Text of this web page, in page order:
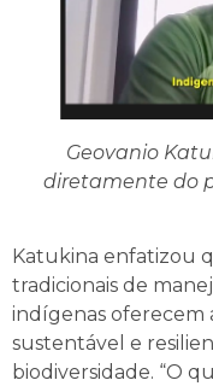
Geovanio
diretamente do
Katukina enfatizou
tradicionais de
indígenas
sustentável e
biodiversidade. “O